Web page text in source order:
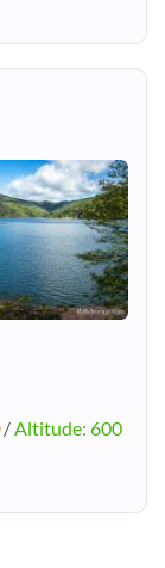
/Altitude: 600